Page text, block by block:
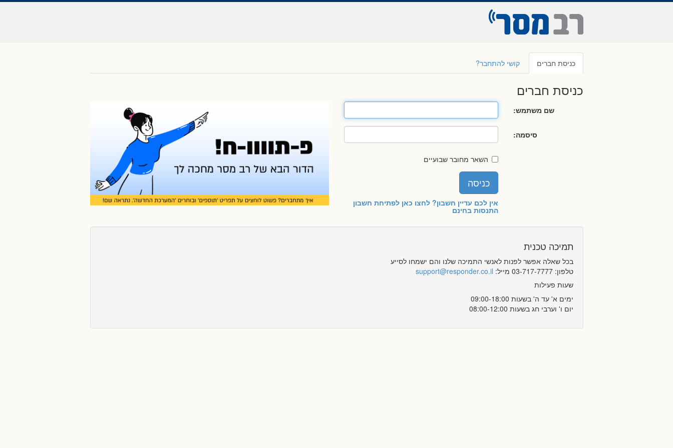
כניסת חברים קושי להתחבר?
כניסת חברים
שם משתמש:
סיסמה:
השאר מחובר שבועיים
אין לכם עדיין חשבון? לחצו כאן לפתיחת חשבון
התנסות בחינם
תמיכה טכנית
בכל שאלה אפשר לפנות לאנשי התמיכה שלנו והם ישמחו לסייע
טלפון: 03-717-7777 מייל:
support@responder.co.il
שעות פעילות
ימים א' עד ה' בשעות 09:00-18:00
יום ו' וערבי חג בשעות 08:00-12:00